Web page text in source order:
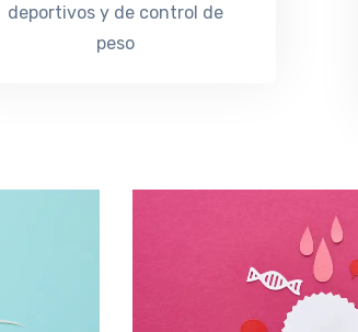
deportivos y de control de
peso